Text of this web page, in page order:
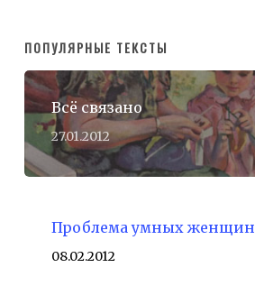
ПОПУЛЯРНЫЕ ТЕКСТЫ
Всё связано
27.01.2012
Проблема умных женщин
08.02.2012